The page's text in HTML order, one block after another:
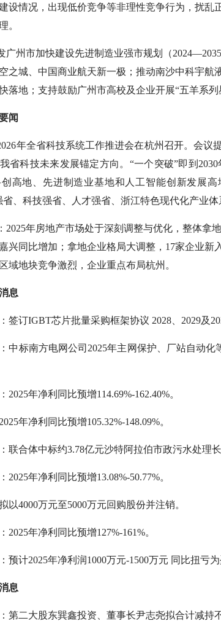
设情况，出现低价竞争等非理性竞争行为，扰乱
。
广州市加快建设先进制造业强市规划（
之城、中国商业航天新一极；推动南沙中科宇航
落地；支持鼓励广州市高校及企业开展“五羊系列
闻
年全省科技系统工作推进会在杭州召开。会议
省科技未来发展锚定方向。“一个突破”即到
高地、先进制造业基地和人工智能创新发展
省、科技强省、人才强省、浙江特色现代化产业体
2025年房地产市场处于深刻调整与优化，整体拿
兴同比增加；拿地企业格局大调整，17家企业新
域地块竞争激烈，企业重点布局杭州。
息
签订IGBT芯片批量采购框架协议 2028、2029及
中标南方电网公司2025年主网保护、厂站自动
2025年净利同比预增114.69%-162.40%。
年净利同比预增105.32%-148.09%。
联合体中标约3.78亿元沙特阿拉伯市政污水处理长
2025年净利同比预增13.08%-50.77%。
以4000万元至5000万元回购股份并注销。
2025年净利同比预增127%-161%。
预计2025年净利润1000万元-1500万元 同比扭亏为
息
第二大股东巽鑫投资、董事长尹志尧拟合计减持